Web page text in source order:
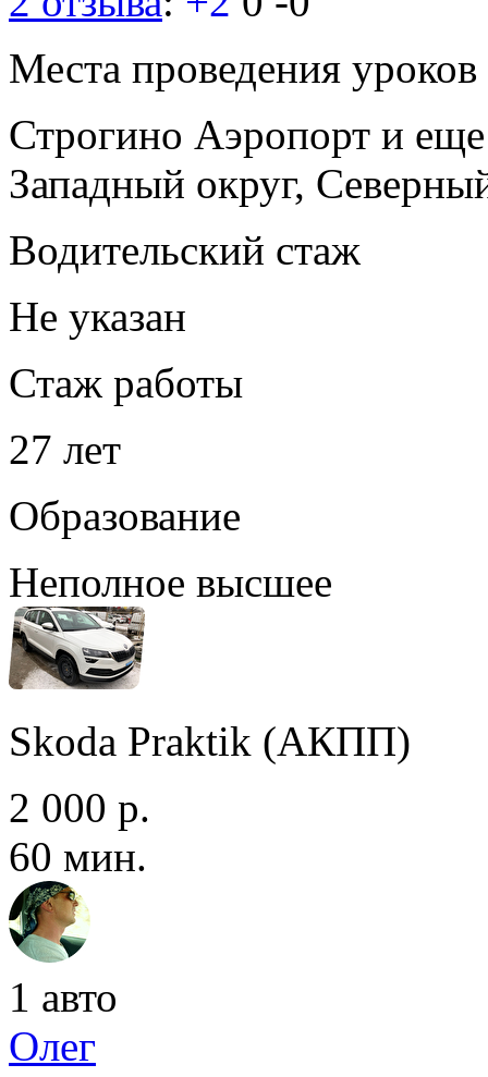
Места проведения уроков
Строгино Аэропорт и
Западный округ,
Водительский стаж
Не указан
Стаж работы
27 лет
Образование
Неполное высшее
Skoda Praktik (АКПП)
2 000 р.
60 мин.
1 авто
Олег